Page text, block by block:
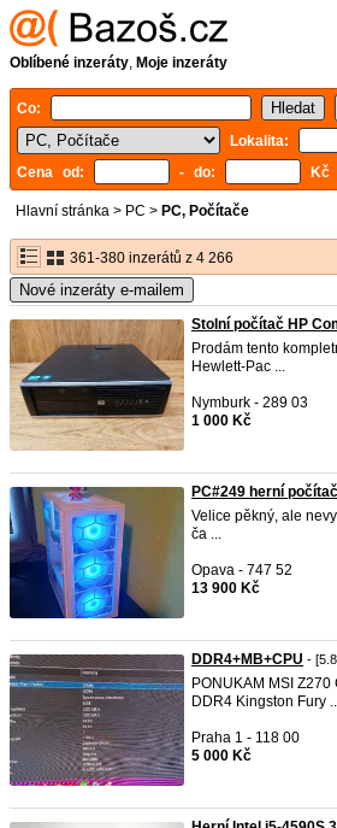
Oblíbené inzeráty, Moje inzeráty
Co:
Lokalita:
Cena od:
- do: Kč
Hlavní stránka > PC > PC, Počítače
361-380 inzerátů z 4 266
Nové inzeráty e-mailem
Stolní počítač HP
Prodám tento
Hewlett-Pac ...
Nymburk - 289 03
1 000 Kč
PC#249 herní
Velice pěkný, ale
ča ...
Opava - 747 52
13 900 Kč
DDR4+MB+CPU -
PONUKAM MSI
DDR4 Kingston Fury
Praha 1 - 118 00
5 000 Kč